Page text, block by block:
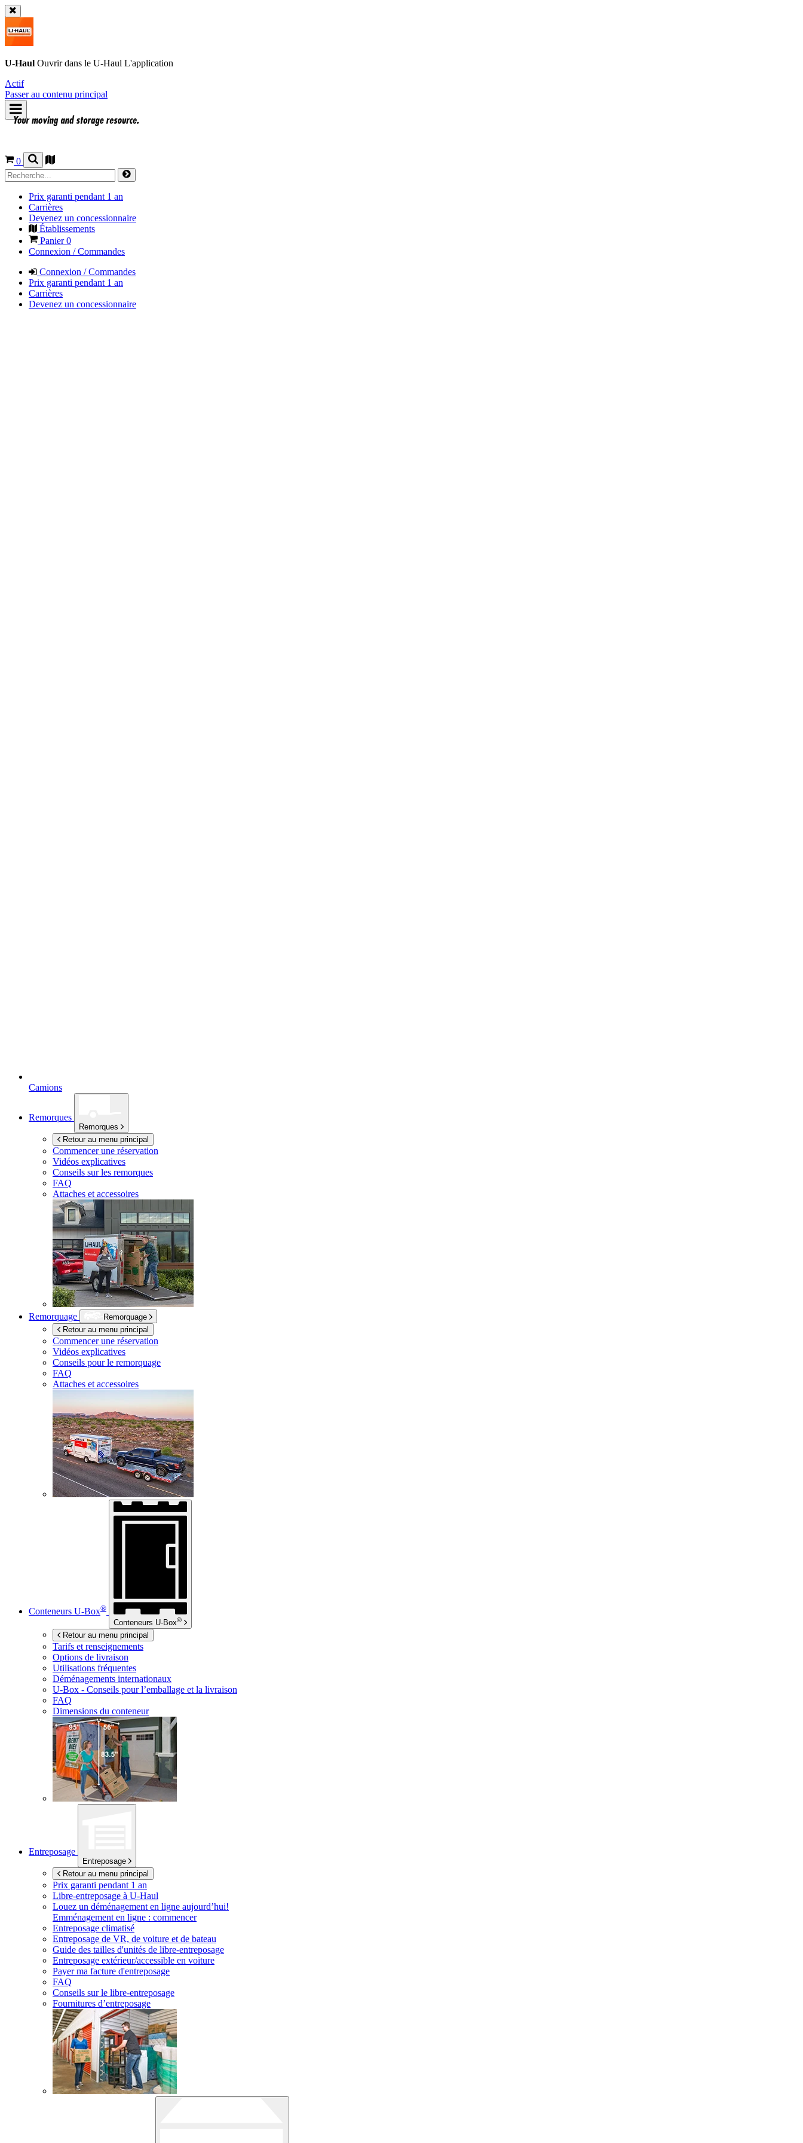
U-Haul Ouvrir dans le U-Haul L'application
Actif
Passer au contenu principal
0
Prix garanti pendant 1 an
Carrières
Devenez un concessionnaire
Établissements
Panier0
Connexion / Commandes
Connexion / Commandes
Prix garanti pendant 1 an
Carrières
Devenez un concessionnaire
Camions
Remorques
Remorques
Retour au menu principal
Commencer une réservation
Vidéos explicatives
Conseils sur les remorques
FAQ
Attaches et accessoires
Remorquage
Remorquage
Retour au menu principal
Commencer une réservation
Vidéos explicatives
Conseils pour le remorquage
FAQ
Attaches et accessoires
Conteneurs U-Box®
Conteneurs U-Box®
Retour au menu principal
Tarifs et renseignements
Options de livraison
Utilisations fréquentes
Déménagements internationaux
U-Box - Conseils pour l’emballage et la livraison
FAQ
Dimensions du conteneur
Entreposage
Entreposage
Retour au menu principal
Prix garanti pendant 1 an
Libre-entreposage à U-Haul
Louez un déménagement en ligne aujourd’hui!
Emménagement en ligne : commencer
Entreposage climatisé
Entreposage de VR, de voiture et de bateau
Guide des tailles d'unités de libre-entreposage
Entreposage extérieur/accessible en voiture
Payer ma facture d'entreposage
FAQ
Conseils sur le libre-entreposage
Fournitures d’entreposage